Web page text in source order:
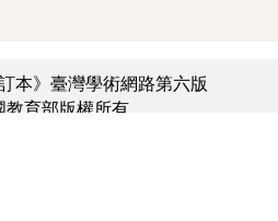
本》臺灣學術網路第六版
教育部版權所有